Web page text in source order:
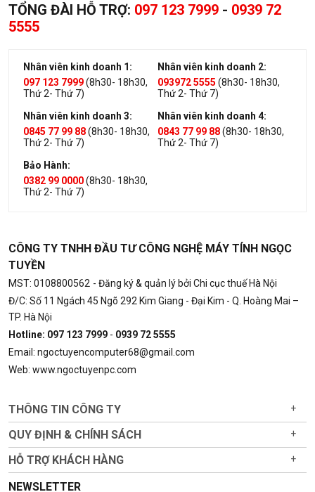
TỔNG ĐÀI HỖ TRỢ: 097 123 7999 - 0939 72
5555
Nhân viên kinh doanh 1:
097 123 7999(8h30- 18h30,
Thứ 2- Thứ 7)
Nhân viên kinh doanh 2:
093972 5555 (8h30- 18h30,
Thứ 2- Thứ 7)
Nhân viên kinh doanh 3:
0845 77 99 88(8h30- 18h30,
Thứ 2- Thứ 7)
Nhân viên kinh doanh 4:
0843 77 99 88(8h30- 18h30,
Thứ 2- Thứ 7)
Bảo Hành:
0382 99 0000(8h30- 18h30,
Thứ 2- Thứ 7)
CÔNG TY TNHH ĐẦU TƯ CÔNG NGHỆ MÁY TÍNH NGỌC
TUYỀN
MST: 0108800562 - Đăng ký & quản lý bởi Chi cục thuế Hà Nội
Đ/C: Số 11 Ngách 45 Ngõ 292 Kim Giang - Đại Kim - Q. Hoàng Mai –
TP. Hà Nội
Hotline: 097 123 7999 - 0939 72 5555
Email: ngoctuyencomputer68@gmail.com
Web: www.ngoctuyenpc.com
THÔNG TIN CÔNG TY +
QUY ĐỊNH & CHÍNH SÁCH +
HỖ TRỢ KHÁCH HÀNG +
NEWSLETTER